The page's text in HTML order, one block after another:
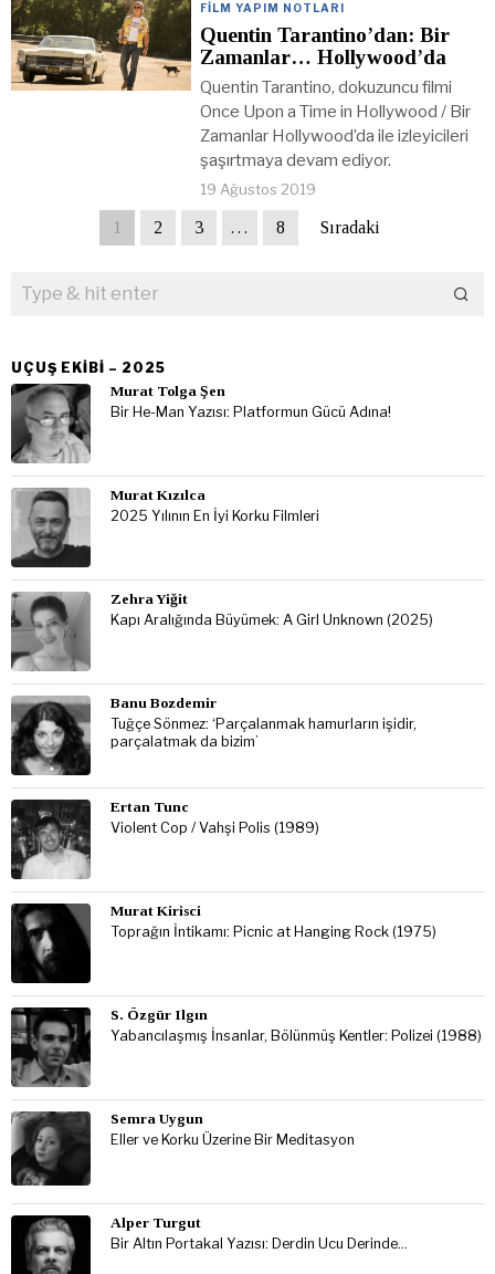
FILM YAPIM NOTLARI
Quentin Tarantino’dan: Bir
Zamanlar… Hollywood’da
Quentin Tarantino, dokuzuncu filmi
Once Upon a Time in Hollywood / Bir
Zamanlar Hollywood’da ile izleyicileri
şaşırtmaya devam ediyor.
19 Ağustos 2019
1 2 3 … 8 Sıradaki
UÇUŞ EKIBI – 2025
Murat Tolga Şen
Bir He-Man Yazısı: Platformun Gücü Adına!
Murat Kızılca
2025 Yılının En İyi Korku Filmleri
Zehra Yiğit
Kapı Aralığında Büyümek: A Girl Unknown (2025)
Banu Bozdemir
Tuğçe Sönmez: ‘Parçalanmak hamurların işidir,
parçalatmak da bizim’
Ertan Tunc
Violent Cop / Vahşi Polis (1989)
Murat Kirisci
Toprağın İntikamı: Picnic at Hanging Rock (1975)
S. Özgür Ilgın
Yabancılaşmış İnsanlar, Bölünmüş Kentler: Polizei (1988)
Semra Uygun
Eller ve Korku Üzerine Bir Meditasyon
Alper Turgut
Bir Altın Portakal Yazısı: Derdin Ucu Derinde…